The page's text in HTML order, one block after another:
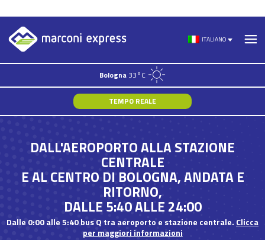
content
ITALIANO
Bologna 33°C
TEMPO REALE
DALL'AEROPORTO ALLA STAZIONE
CENTRALE
E AL CENTRO DI BOLOGNA, ANDATA E
RITORNO,
DALLE 5:40 ALLE 24:00
Dalle 0:00 alle 5:40 bus Q tra aeroporto e stazione centrale. Clicca
per maggiori informazioni